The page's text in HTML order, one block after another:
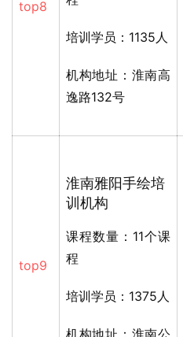
top8
培训学员：1135人
机构地址：淮南高
逸路132号
top9
淮南雅阳手绘培
训机构
课程数量：11个课
程
培训学员：1375人
机构地址：淮南公